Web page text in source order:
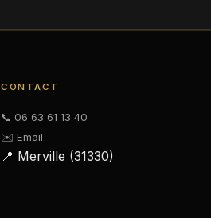
CONTACT
📞 06 63 61 13 40
✉️ Email
📍 Merville (31330)